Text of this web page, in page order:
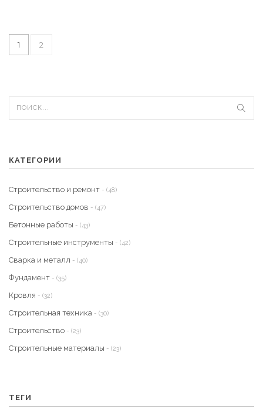
1 2
КАТЕГОРИИ
Строительство и ремонт - (48)
Строительство домов - (47)
Бетонные работы - (43)
Строительные инструменты - (42)
Сварка и металл - (40)
Фундамент - (35)
Кровля - (32)
Строительная техника - (30)
Строительство - (23)
Строительные материалы - (23)
ТЕГИ